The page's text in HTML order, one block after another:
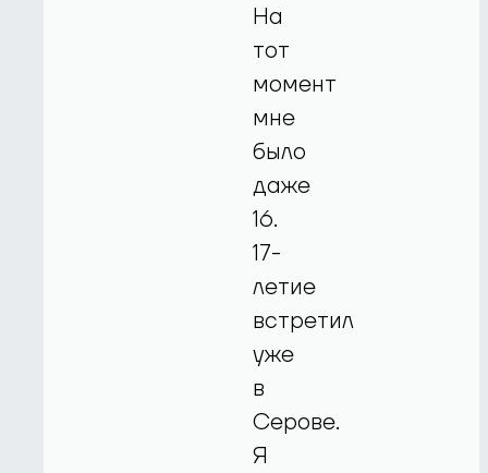
На
тот
момент
мне
было
даже
16.
17-
летие
встретил
уже
в
Серове.
Я